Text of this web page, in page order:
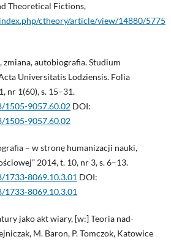
Theoretical Fictions,
ctheory/article/view/14880/5775
zmiana, autobiografia. Studium
Universitatis Lodziensis. Folia
nr 1(60), s. 15–31.
1505-9057.60.02DOI:
1505-9057.60.02
– w stronę humanizacji nauki,
2014, t. 10, nr 3, s. 6–13.
8069.10.3.01 DOI:
8069.10.3.01
jako akt wiary, [w:] Teoria nad-
M. Baron, P. Tomczok, Katowice